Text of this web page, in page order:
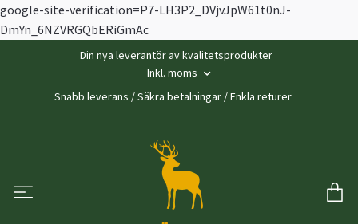
google-site-verification=P7-LH3P2_DVjvJpW61t0nJ-
DmYn_6NZVRGQbERiGmAc
Din nya leverantör av kvalitetsprodukter
Inkl. moms
Snabb leverans / Säkra betalningar / Enkla returer